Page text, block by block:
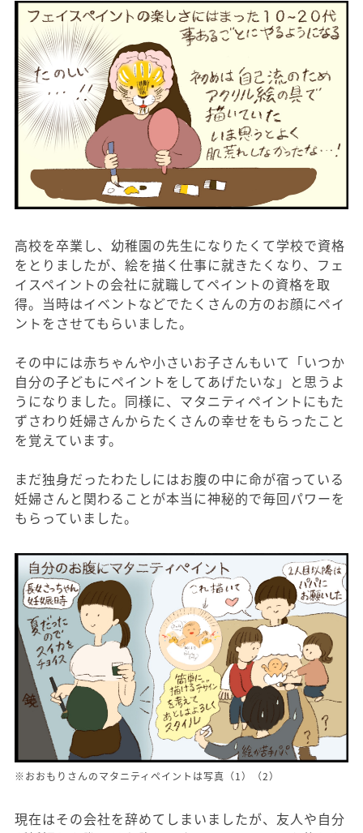
高校を卒業し、幼稚園の先生になりたくて学校で資格
をとりましたが、絵を描く仕事に就きたくなり、フェ
イスペイントの会社に就職してペイントの資格を取
得。当時はイベントなどでたくさんの方のお顔にペイ
ントをさせてもらいました。
その中には赤ちゃんや小さいお子さんもいて「いつか
自分の子どもにペイントをしてあげたいな」と思うよ
うになりました。同様に、マタニティペイントにもた
ずさわり妊婦さんからたくさんの幸せをもらったこと
を覚えています。
まだ独身だったわたしにはお腹の中に命が宿っている
妊婦さんと関わることが本当に神秘的で毎回パワーを
もらっていました。
※おおもりさんのマタニティペイントは写真（1）（2）
現在はその会社を辞めてしまいましたが、友人や自分